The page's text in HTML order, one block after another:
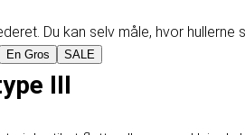
En Gros SALE
Du kan selv måle, hvor
III